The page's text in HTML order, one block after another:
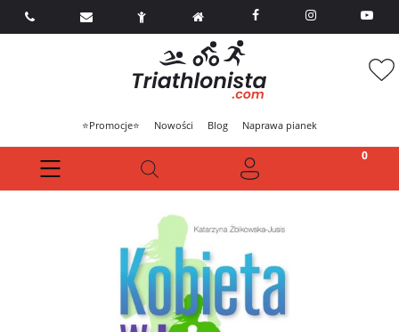
  
⭐Promocje⭐ Nowości Blog Naprawa pianek